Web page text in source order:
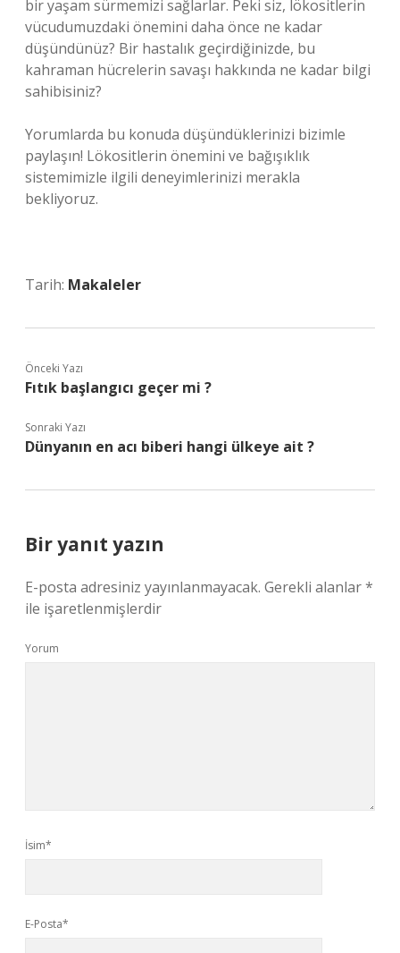
bir yaşam sürmemizi sağlarlar. Peki siz, lökositlerin
vücudumuzdaki önemini daha önce ne kadar
düşündünüz? Bir hastalık geçirdiğinizde, bu
kahraman hücrelerin savaşı hakkında ne kadar bilgi
sahibisiniz?
Yorumlarda bu konuda düşündüklerinizi bizimle
paylaşın! Lökositlerin önemini ve bağışıklık
sistemimizle ilgili deneyimlerinizi merakla
bekliyoruz.
Tarih: Makaleler
Önceki Yazı
Fıtık başlangıcı geçer mi ?
Sonraki Yazı
Dünyanın en acı biberi hangi ülkeye ait ?
Bir yanıt yazın
E-posta adresiniz yayınlanmayacak. Gerekli alanlar*
ile işaretlenmişlerdir
Yorum
İsim*
E-Posta*